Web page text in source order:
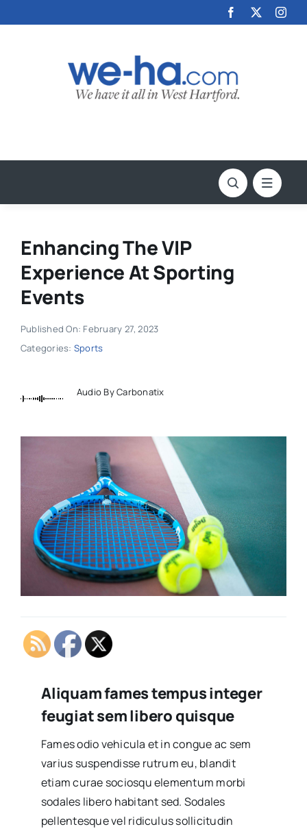
to
Enhancing The VIP
Experience At Sporting
Events
Published On: February 27, 2023
Categories: Sports
Audio By Carbonatix
Aliquam fames tempus integer
feugiat sem libero quisque
Fames odio vehicula et in congue ac sem
varius suspendisse rutrum eu, blandit
etiam curae sociosqu elementum morbi
sodales libero habitant sed. Sodales
pellentesque vel ridiculus sollicitudin